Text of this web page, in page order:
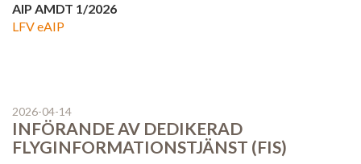
AIP AMDT 1/2026
LFV eAIP
2026-04-14
INFÖRANDE AV DEDIKERAD
FLYGINFORMATIONSTJÄNST (FIS)
Länkar
Kontakta oss
Användarmanual